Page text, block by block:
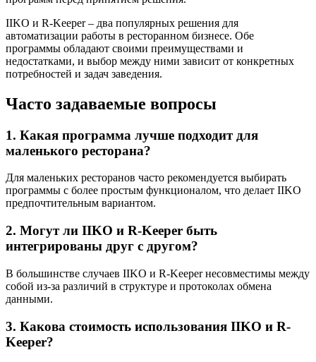
IIKO и R-Keeper – два популярных решения для
автоматизации работы в ресторанном бизнесе. Обе
программы обладают своими преимуществами и
недостатками, и выбор между ними зависит от конкретных
потребностей и задач заведения.
Часто задаваемые вопросы
1. Какая программа лучше подходит для
маленького ресторана?
Для маленьких ресторанов часто рекомендуется выбирать
программы с более простым функционалом, что делает IIKO
предпочтительным вариантом.
2. Могут ли IIKO и R-Keeper быть
интегрированы друг с другом?
В большинстве случаев IIKO и R-Keeper несовместимы между
собой из-за различий в структуре и протоколах обмена
данными.
3. Какова стоимость использования IIKO и R-
Keeper?